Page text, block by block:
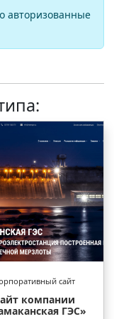
авторизованные
сайт
компании
ГЭС»